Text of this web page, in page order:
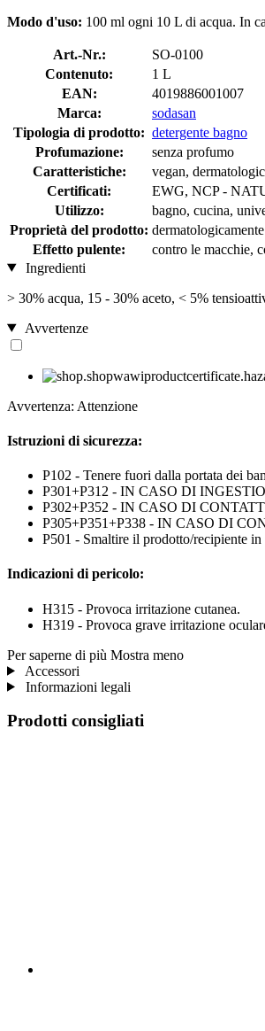
Modo d'uso: 100 ml ogni 10 L di acqua. In
Art.-Nr.:
SO-0100
Contenuto:
1 L
EAN:
4019886001007
Marca:
sodasan
Tipologia di prodotto: detergente bagno
Profumazione:
senza profumo
Caratteristiche:
vegan,
Certificati:
EWG, NCP -
Utilizzo:
bagno, cucina,
Proprietà del prodotto:
Effetto pulente:
contro le macchie,
Ingredienti
> 30% acqua, 15 - 30% aceto, < 5%
Avvertenze
Avvertenza: Attenzione
Istruzioni di sicurezza:
P102 - Tenere fuori dalla portata dei
P301+P312 - IN CASO DI
P302+P352 - IN CASO DI
P305+P351+P338 - IN CASO DI
P501 - Smaltire il prodotto/recipiente
Indicazioni di pericolo:
H315 - Provoca irritazione cutanea.
H319 - Provoca grave irritazione
Per saperne di più Mostra meno
Accessori
Informazioni legali
Prodotti consigliati